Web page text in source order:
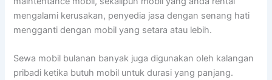
mengalami kerusakan, penyedia jasa dengan senang hati
mengganti dengan mobil yang setara atau lebih.
Sewa mobil bulanan banyak juga digunakan oleh kalangan
pribadi ketika butuh mobil untuk durasi yang panjang.